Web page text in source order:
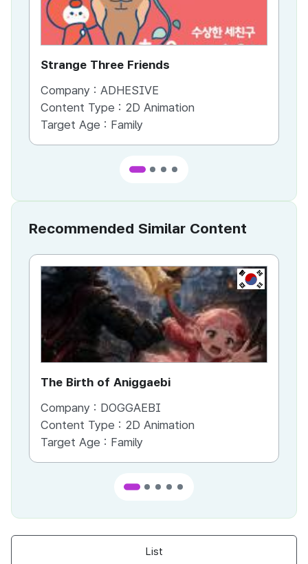
Strange Three Friends
Company : ADHESIVE
Content Type : 2D Animation
Target Age : Family
Recommended Similar Content
KR
The Birth of Aniggaebi
Company : DOGGAEBI
Content Type : 2D Animation
Target Age : Family
List